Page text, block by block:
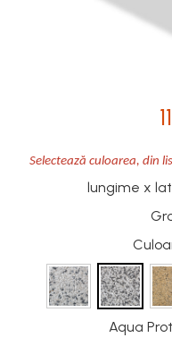
Vata minerala bazaltica
Vopsele
Vopsea lavabila pentru
Vopsea lavabila pentru
Mobilier modular
Rigole
Selectează culoarea, din
lungime x
Aqua